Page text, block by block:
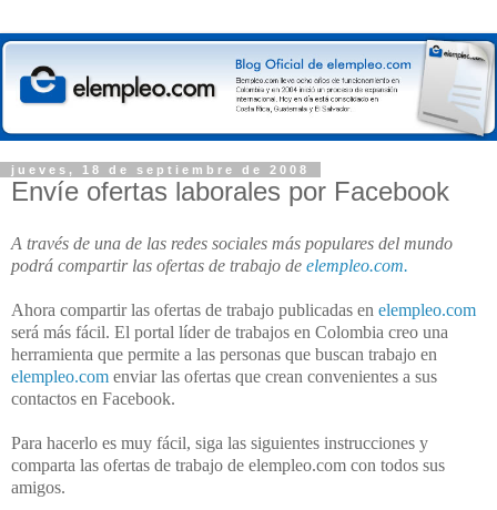
jueves, 18 de septiembre de 2008
Envíe ofertas laborales por Facebook
A través de una de las redes sociales más populares del mundo
podrá compartir las ofertas de trabajo de elempleo.com.
Ahora compartir las ofertas de trabajo publicadas en elempleo.com
será más fácil. El portal líder de trabajos en Colombia creo una
herramienta que permite a las personas que buscan trabajo en
elempleo.com enviar las ofertas que crean convenientes a sus
contactos en Facebook.
Para hacerlo es muy fácil, siga las siguientes instrucciones y
comparta las ofertas de trabajo de elempleo.com con todos sus
amigos.